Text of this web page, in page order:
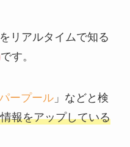
リアルタイムで知る
です。
ープール」などと検
報をアップしている